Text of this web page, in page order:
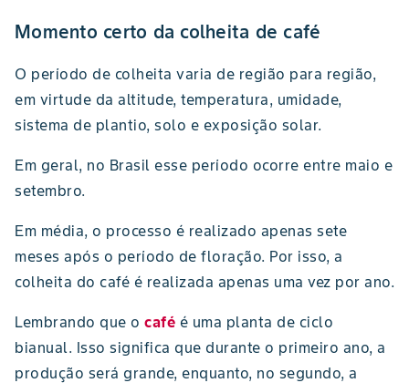
Momento certo da colheita de café
O período de colheita varia de região para região,
em virtude da altitude, temperatura, umidade,
sistema de plantio, solo e exposição solar.
Em geral, no Brasil esse período ocorre entre maio e
setembro.
Em média, o processo é realizado apenas sete
meses após o período de floração. Por isso, a
colheita do café é realizada apenas uma vez por ano.
Lembrando que o café é uma planta de ciclo
bianual. Isso significa que durante o primeiro ano, a
produção será grande, enquanto, no segundo, a